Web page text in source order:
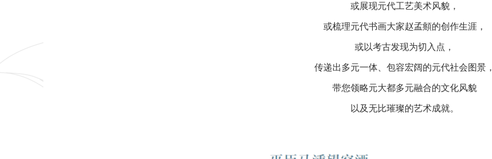
或展现元代工艺美术风貌，
或梳理元代书画大家赵孟頫的创作生涯，
或以考古发现为切入点，
传递出多元一体、包容宏阔的元代社会图景，
带您领略元大都多元融合的文化风貌
以及无比璀璨的艺术成就。